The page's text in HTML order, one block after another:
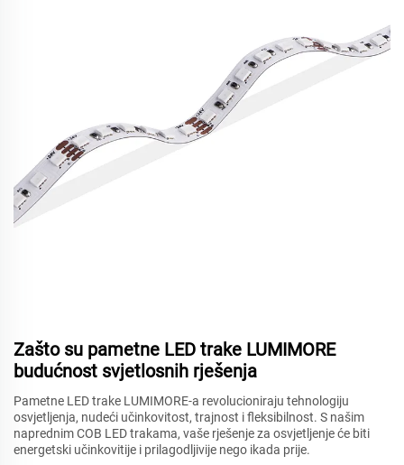
Zašto su pametne LED trake LUMIMORE
budućnost svjetlosnih rješenja
Pametne LED trake LUMIMORE-a revolucioniraju tehnologiju
osvjetljenja, nudeći učinkovitost, trajnost i fleksibilnost. S našim
naprednim COB LED trakama, vaše rješenje za osvjetljenje će biti
energetski učinkovitije i prilagodljivije nego ikada prije.